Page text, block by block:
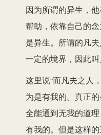
因为所谓的异生，
帮助，依靠自己的
是异生。所谓的凡
一定的境界，因此叫
这里说“而凡夫之人
为是有我的。真正
全能通到无我的道
有我的。但是这样